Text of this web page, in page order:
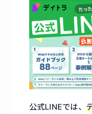
公式LINEでは、